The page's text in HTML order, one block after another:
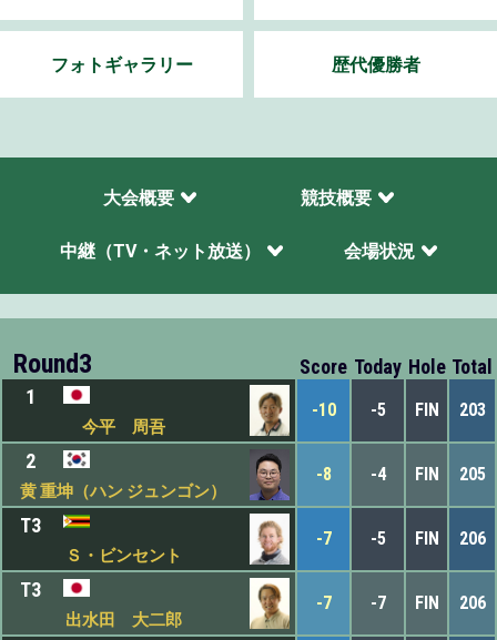
フォトギャラリー 歴代優勝者
大会概要 競技概要
中継（TV・ネット放送） 会場状況
Round3 Score Today Hole Total
1
今平 周吾
-10 -5 FIN 203
2
黄 重坤（ハン ジュンゴン）
-8 -4 FIN 205
T3
Ｓ・ビンセント
-7 -5 FIN 206
T3
出水田 大二郎
-7 -7 FIN 206